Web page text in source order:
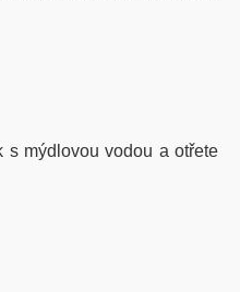
s mýdlovou vodou a otřete